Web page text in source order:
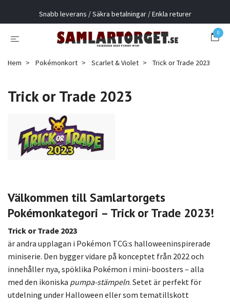
Snabb leverans / Säkra betalningar / Enkla returer
0
Hem Pokémonkort Scarlet & Violet Trick or Trade 2023
Trick or Trade 2023
Välkommen till Samlartorgets
Pokémonkategori – Trick or Trade 2023!
Trick orTrade 2023
ärandra upplagan i Pokémon TCG:s halloweeninspirerade
miniserie. Den byggervidare på konceptet från 2022 och
innehåller nya, spöklika Pokémon i mini-boosters – alla
med den ikoniska pumpa-stämpeln. Setet är perfekt för
utdelning under Halloween ellersom tematillskott